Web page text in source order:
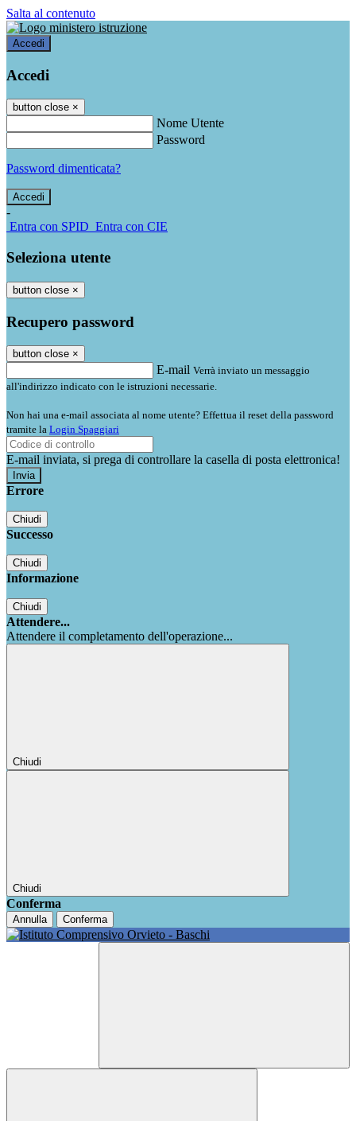
Salta al contenuto
Accedi
Accedi
button close ×
Nome Utente
Password
Password dimenticata?
-
Entra con SPID Entra con CIE
Seleziona utente
button close ×
Recupero password
button close ×
E-mail Verrà inviato un messaggio
all'indirizzo indicato con le istruzioni necessarie.
Non hai una e-mail associata al nome utente? Effettua il reset della password
tramite la Login Spaggiari
E-mail inviata, si prega di controllare la casella di posta elettronica!
Errore
Chiudi
Successo
Chiudi
Informazione
Chiudi
Attendere...
Attendere il completamento dell'operazione...
Chiudi
Chiudi
Conferma
Annulla Conferma